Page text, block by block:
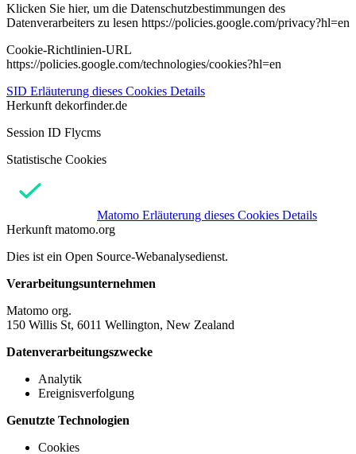
Klicken Sie hier, um die Datenschutzbestimmungen des
Datenverarbeiters zu lesen https://policies.google.com/privacy?hl=en
Cookie-Richtlinien-URL
https://policies.google.com/technologies/cookies?hl=en
SID Erläuterung dieses Cookies Details
Herkunft dekorfinder.de
Session ID Flycms
Statistische Cookies
Matomo Erläuterung dieses Cookies Details
Herkunft matomo.org
Dies ist ein Open Source-Webanalysedienst.
Verarbeitungsunternehmen
Matomo org.
150 Willis St, 6011 Wellington, New Zealand
Datenverarbeitungszwecke
Analytik
Ereignisverfolgung
Genutzte Technologien
Cookies